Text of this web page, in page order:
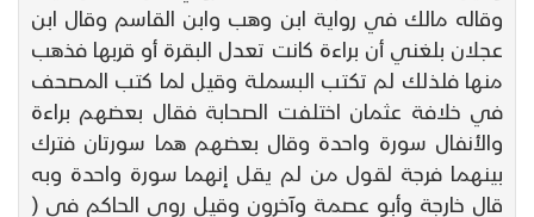
وقاله مالك في رواية ابن وهب وابن القاسم وقال ابن
عجلان بلغني أن براءة كانت تعدل البقرة أو قربها فذهب
منها فلذلك لم تكتب البسملة وقيل لما كتب المصحف
في خلافة عثمان اختلفت الصحابة فقال بعضهم براءة
والأنفال سورة واحدة وقال بعضهم هما سورتان فترك
بينهما فرجة لقول من لم يقل إنهما سورة واحدة وبه
قال خارجة وأبو عصمة وآخرون وقيل روى الحاكم في (